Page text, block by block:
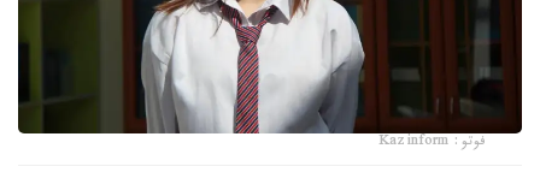
فوتو: Kazinform